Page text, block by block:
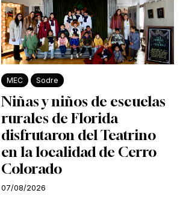
MEC Sodre
Niñas y niños de escuelas
rurales de Florida
disfrutaron del Teatrino
en la localidad de Cerro
Colorado
07/08/2026